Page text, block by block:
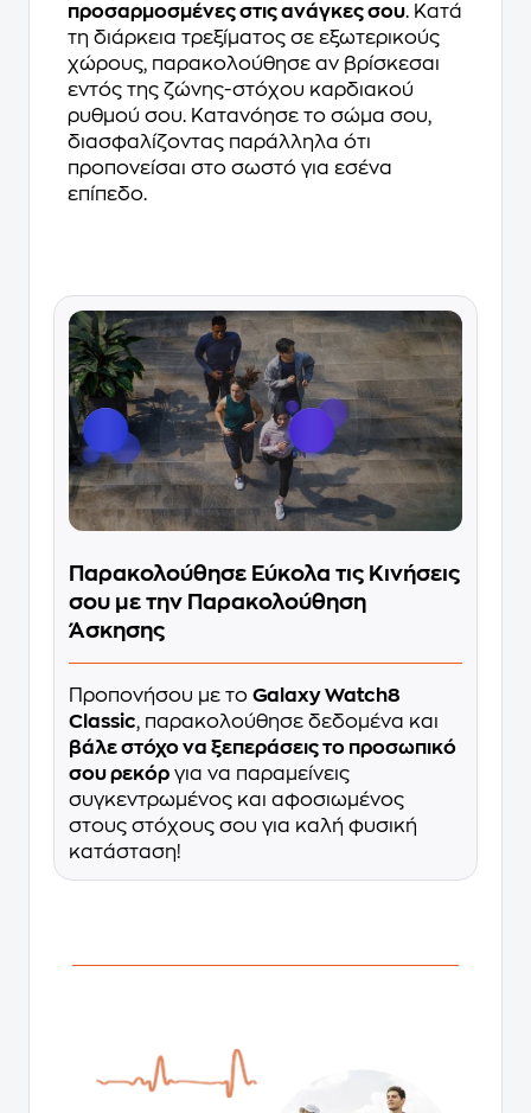
προσαρμοσμένες στις ανάγκες σου. Κατά
τη διάρκεια τρεξίματος σε εξωτερικούς
χώρους, παρακολούθησε αν βρίσκεσαι
εντός της ζώνης-στόχου καρδιακού
ρυθμού σου. Κατανόησε το σώμα σου,
διασφαλίζοντας παράλληλα ότι
προπονείσαι στο σωστό για εσένα
επίπεδο.
Παρακολούθησε Εύκολα τις Κινήσεις
σου με την Παρακολούθηση
Άσκησης
Προπονήσου με το Galaxy Watch8
Classic, παρακολούθησε δεδομένα και
βάλε στόχο να ξεπεράσεις το προσωπικό
σου ρεκόρ για να παραμείνεις
συγκεντρωμένος και αφοσιωμένος
στους στόχους σου για καλή φυσική
κατάσταση!